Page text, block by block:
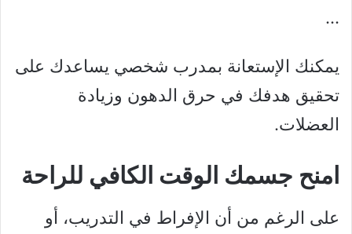
…
يمكنك الإستعانة بمدرب شخصي يساعدك على
تحقيق هدفك في حرق الدهون وزيادة
العضلات.
امنح جسمك الوقت الكافي للراحة
على الرغم من أن الإفراط في التدريب، أو